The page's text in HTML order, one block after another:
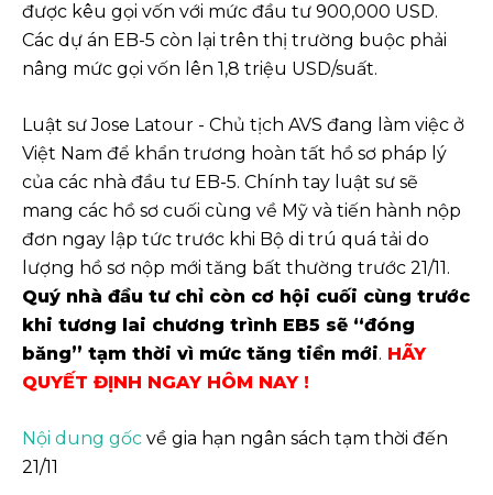
được kêu gọi vốn với mức đầu tư 900,000 USD.
Các dự án EB-5 còn lại trên thị trường buộc phải
nâng mức gọi vốn lên 1,8 triệu USD/suất.
Luật sư Jose Latour - Chủ tịch AVS đang làm việc ở
Việt Nam để khẩn trương hoàn tất hồ sơ pháp lý
của các nhà đầu tư EB-5. Chính tay luật sư sẽ
mang các hồ sơ cuối cùng về Mỹ và tiến hành nộp
đơn ngay lập tức trước khi Bộ di trú quá tải do
lượng hồ sơ nộp mới tăng bất thường trước 21/11.
Quý nhà đầu tư chỉ còn cơ hội cuối cùng trước
khi tương lai chương trình EB5 sẽ “đóng
băng” tạm thời vì mức tăng tiền mới. HÃY
QUYẾT ĐỊNH NGAY HÔM NAY !
Nội dung gốc về gia hạn ngân sách tạm thời đến
21/11